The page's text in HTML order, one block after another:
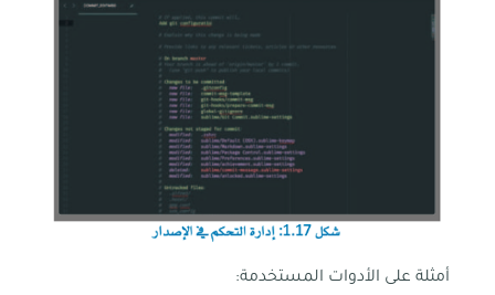
أمثلة على الأدوات المستخدمة: